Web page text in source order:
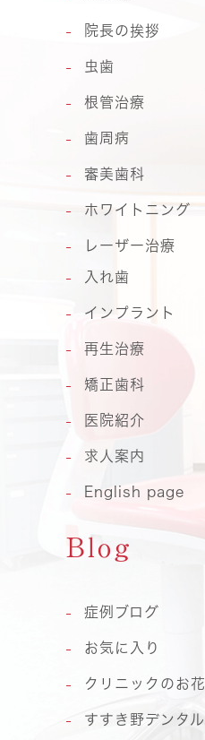
院長の挨拶
虫歯
根管治療
歯周病
審美歯科
ホワイトニング
レーザー治療
入れ歯
インプラント
再生治療
矯正歯科
医院紹介
求人案内
English page
Blog
症例ブログ
お気に入り
クリニックのお花
すすき野デンタル